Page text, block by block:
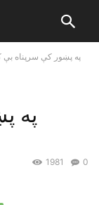
په پښور کې سرپناه بې
په
0
1981